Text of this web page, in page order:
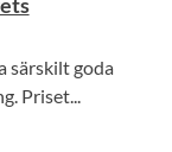
särskilt goda
Priset...